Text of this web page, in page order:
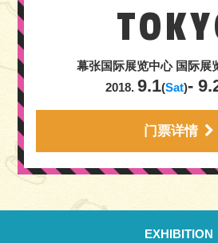
幕张国际展览中心 国际展
2018. 9.1(Sat)-
门票详情
EXHIBITION